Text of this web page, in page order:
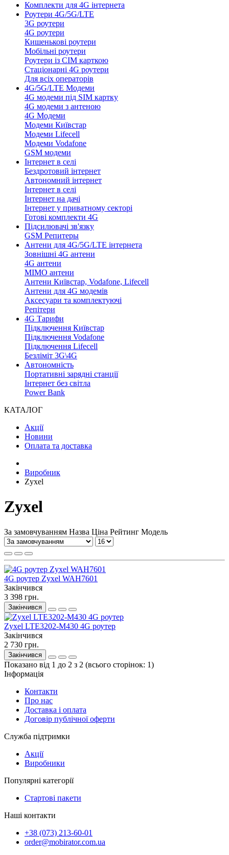
Комплекти для 4G інтернета
Роутери 4G/5G/LTE
3G роутери
4G роутери
Кишенькові роутери
Мобільні роутери
Роутери із СІМ карткою
Стаціонарні 4G роутери
Для всіх операторів
4G/5G/LTE Модеми
4G модеми під SIM картку
4G модеми з антеною
4G Модеми
Модеми Київстар
Модеми Lifecell
Модеми Vodafone
GSM модеми
Інтернет в селі
Бездротовий інтернет
Автономний інтернет
Інтернет в селі
Інтернет на дачі
Інтернет у приватному секторі
Готові комплекти 4G
Підсилювачі зв'язку
GSM Репитеры
Антени для 4G/5G/LTE інтернета
Зовнішні 4G антени
4G антени
MIMO антени
Антени Київстар, Vodafone, Lifecell
Антени для 4G модемів
Аксесуари та комплектуючі
Репітери
4G Тарифи
Підключення Київстар
Підключення Vodafone
Підключення Lifecell
Безліміт 3G\4G
Автономність
Портативні зарядні станції
Інтернет без світла
Power Bank
КАТАЛОГ
Акції
Новини
Оплата та доставка
Виробник
Zyxel
Zyxel
За замовчуванням Назва Ціна Рейтинг Модель
4G роутер Zyxel WAH7601
Закінчився
3 398 грн.
Закінчився
Zyxel LTE3202-M430 4G роутер
Закінчився
2 730 грн.
Закінчився
Показано від 1 до 2 з 2 (всього сторінок: 1)
Інформація
Контакти
Про нас
Доставка і оплата
Договір публічної оферти
Служба підтримки
Акції
Виробники
Популярні категорії
Стартові пакети
Наші контакти
+38 (073) 213-60-01
order@mobirator.com.ua